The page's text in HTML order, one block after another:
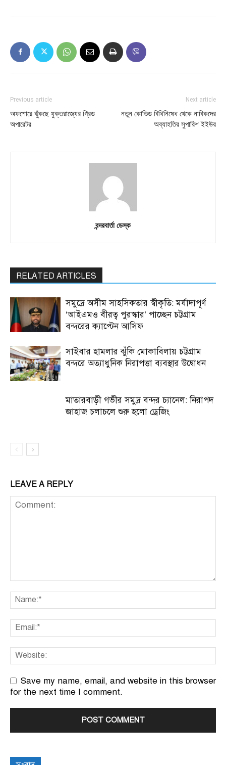
Previous article
অফশোরে ঝুঁকছে যুক্তরাজ্যের গ্রিড
অপারেটর
Next article
নতুন কোভিড বিধিনিষেধ থেকে নাবিকদের
অব্যাহতির সুপারিশ ইইউর
বন্দরবার্তা ডেস্ক
RELATED ARTICLES
সমুদ্রে অসীম সাহসিকতার স্বীকৃতি: মর্যাদাপূর্ণ
‘আইএমও বীরত্ব পুরস্কার’ পাচ্ছেন চট্টগ্রাম
বন্দরের ক্যাপ্টেন আসিফ
সাইবার হামলার ঝুঁকি মোকাবিলায় চট্টগ্রাম
বন্দরে অত্যাধুনিক নিরাপত্তা ব্যবস্থার উদ্বোধন
মাতারবাড়ী গভীর সমুদ্র বন্দর চ্যানেল: নিরাপদ
জাহাজ চলাচলে শুরু হলো ড্রেজিং
LEAVE A REPLY
Save my name, email, and website in this browser
for the next time I comment.